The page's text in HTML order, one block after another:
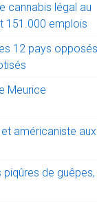
cannabis légal au
151.000 emplois
12 pays opposés
Meurice
américaniste aux
piqûres de guêpes,